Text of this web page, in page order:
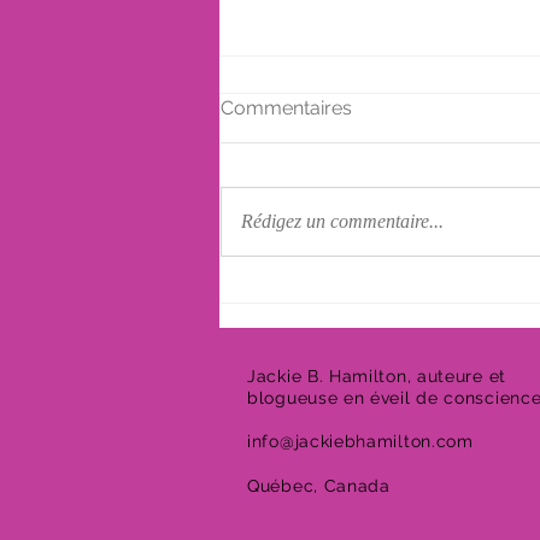
Commentaires
Rédigez un commentaire...
Jackie B. Hamilton, auteure et
blogueuse en éveil de conscience
info@jackiebhamilton.com
Québec, Canada